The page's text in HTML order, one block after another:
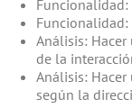
Funcionalidad:
Funcionalidad:
Análisis:
de la
Análisis:
según la